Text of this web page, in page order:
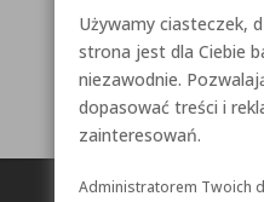
Lokalizacje
Uncategorized
Używamy ciasteczek,
strona jest dla Ciebie
niezawodnie.
dopasować treści i
zainteresowań.
Administratorem Twoich